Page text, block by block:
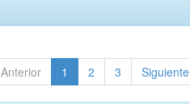
Anterior 1 2 3 Siguiente